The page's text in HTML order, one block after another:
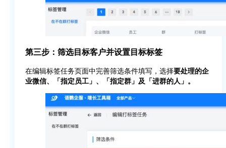
第三步：筛选目标客户并设置目标标签
在编辑标签任务页面中完善筛选条件填写，选择要处理的企
业微信、「指定员工」、「指定群」及「进群的人」。